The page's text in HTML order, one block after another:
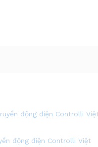
động điện Controlli Việt